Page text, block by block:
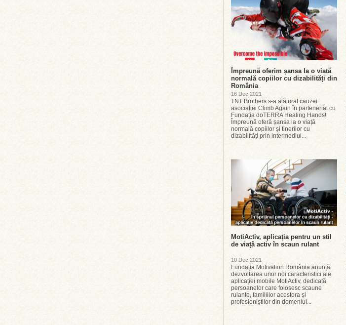
Împreună oferim șansa la o viață
normală copiilor cu dizabilități din
România
16 Dec 2021
TNT Brothers s-a alăturat cauzei
asociației Climb Again în parteneriat cu
Fundația doTERRA Healing Hands!
Împreună oferă șansa la o viață
normală copiilor și tinerilor cu
dizabilități prin intermediul...
MotiActiv, aplicația pentru un stil
de viață activ în scaun rulant
10 Dec 2021
Fundația Motivation România anunță
dezvoltarea unor noi caracteristici ale
aplicației mobile MotiActiv, dedicată
persoanelor care folosesc scaune
rulante, familiilor acestora și
profesioniștilor din domeniul...